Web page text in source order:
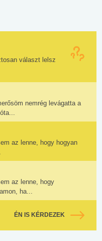
választ lelsz
nemrég levágatta a
az lenne, hogy hogyan
az lenne, hogy
ha...
ÉN IS KÉRDEZEK